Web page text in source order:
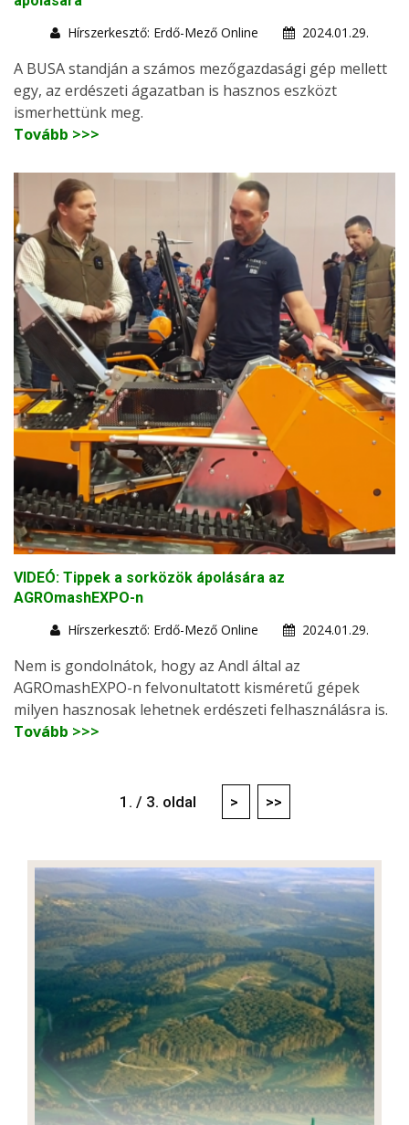
Hírszerkesztő: Erdő-Mező Online
2024.01.29.
A BUSA standján a számos mezőgazdasági gép mellett
egy, az erdészeti ágazatban is hasznos eszközt
ismerhettünk meg.
Tovább >>>
VIDEÓ: Tippek a sorközök ápolására az
AGROmashEXPO-n
Hírszerkesztő: Erdő-Mező Online
2024.01.29.
Nem is gondolnátok, hogy az Andl által az
AGROmashEXPO-n felvonultatott kisméretű gépek
milyen hasznosak lehetnek erdészeti felhasználásra is.
Tovább >>>
1. / 3. oldal > >>